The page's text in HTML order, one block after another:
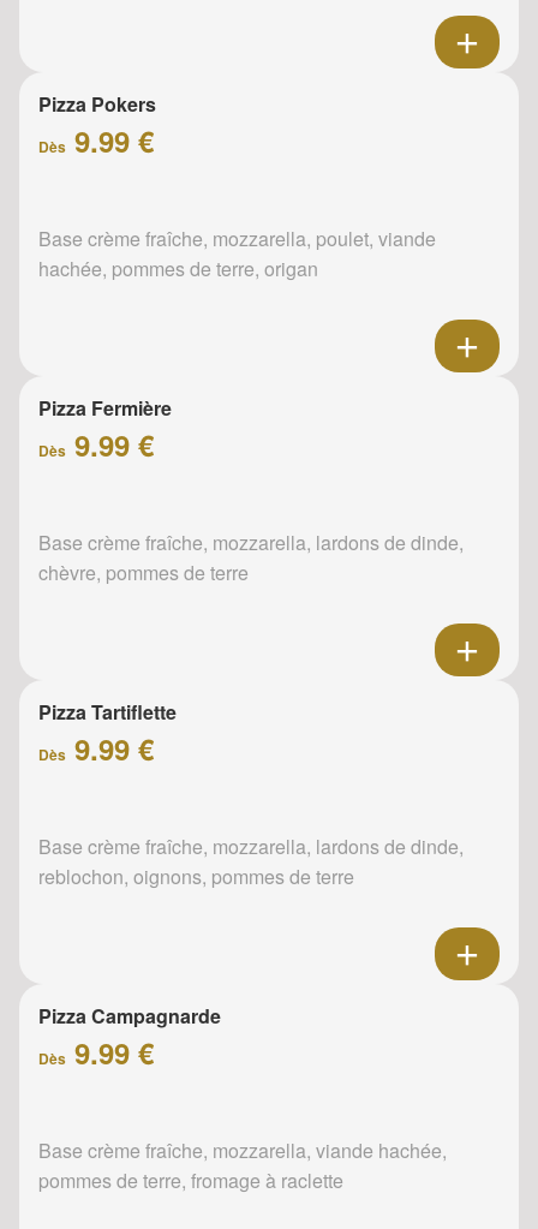
Pizza Pokers
Dès 9.99 €
Base crème fraîche, mozzarella, poulet, viande
hachée, pommes de terre, origan
Pizza Fermière
Dès 9.99 €
Base crème fraîche, mozzarella, lardons de dinde,
chèvre, pommes de terre
Pizza Tartiflette
Dès 9.99 €
Base crème fraîche, mozzarella, lardons de dinde,
reblochon, oignons, pommes de terre
Pizza Campagnarde
Dès 9.99 €
Base crème fraîche, mozzarella, viande hachée,
pommes de terre, fromage à raclette